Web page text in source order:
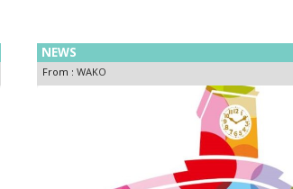
NEWS
From : WAKO